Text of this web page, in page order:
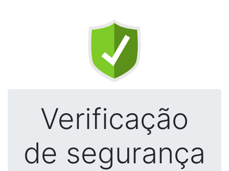
Verificação
de segurança